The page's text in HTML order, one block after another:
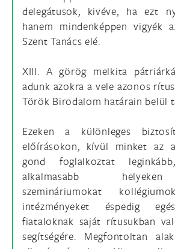
delegátusok, kivéve, ha ezt
hanem mindenképpen vigyék
Szent Tanács elé.
XIII. A görög melkita
adunk azokra a vele azonos
Török Birodalom határain belül
Ezeken a különleges
előírásokon, kívül minket az
gond foglalkoztat
alkalmasabb
szemináriumokat
intézményeket éspedig
fiataloknak saját rítusukban
segítségére. Megfontoltan